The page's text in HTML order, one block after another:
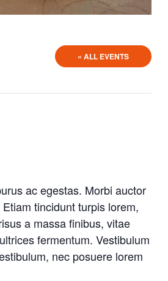
« ALL EVENTS
ac egestas. Morbi auctor
tincidunt turpis lorem,
a massa finibus, vitae
fermentum. Vestibulum
nec posuere lorem